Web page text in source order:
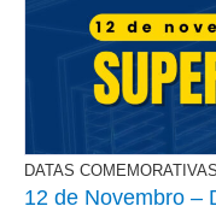
DATAS COMEMORATIVAS
12 de Novembro –